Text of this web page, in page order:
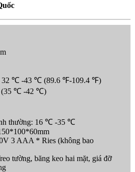
32 ℃ -43 ℃ (89.6 ℉-109.4 ℉)
(35 ℃ -42 ℃)
thường: 16 ℃ -35 ℃
3 AAA * Ries (không bao
tường, băng keo hai mặt, giá đỡ